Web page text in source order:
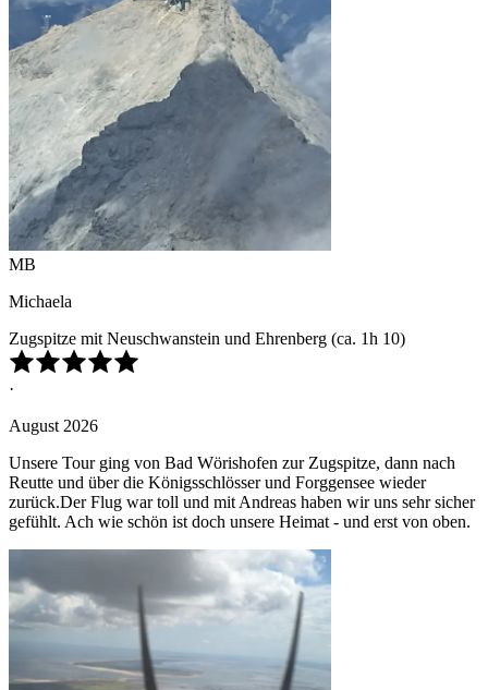
MB
Michaela
Zugspitze mit Neuschwanstein und Ehrenberg (ca. 1h 10)
·
August 2026
Unsere Tour ging von Bad Wörishofen zur Zugspitze, dann nach
Reutte und über die Königsschlösser und Forggensee wieder
zurück.Der Flug war toll und mit Andreas haben wir uns sehr sicher
gefühlt. Ach wie schön ist doch unsere Heimat - und erst von oben.